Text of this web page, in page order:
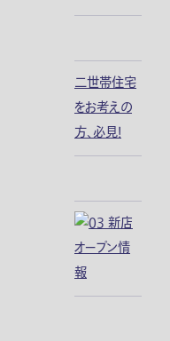
二世帯住宅
をお考えの
方、必見！